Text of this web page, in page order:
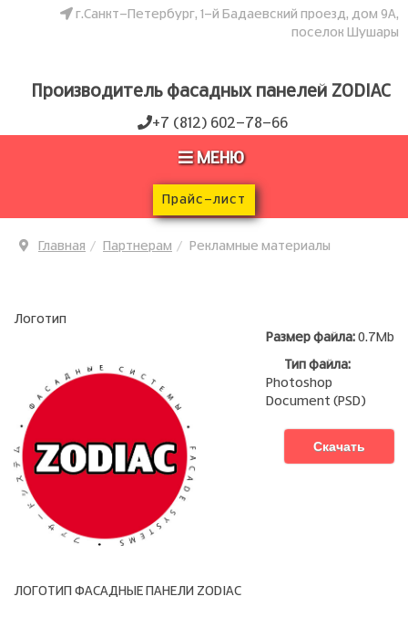
г.Санкт-Петербург, 1-й Бадаевский проезд, дом 9А,
поселок Шушары
Производитель фасадных панелей ZODIAC
+7 (812) 602-78-66
МЕНЮ
Прайс-лист
Главная Партнерам Рекламные материалы
Логотип
ЛОГОТИП ФАСАДНЫЕ ПАНЕЛИ ZODIAC
Размер файла: 0.7Mb
Тип файла:
Photoshop
Document (PSD)
Скачать